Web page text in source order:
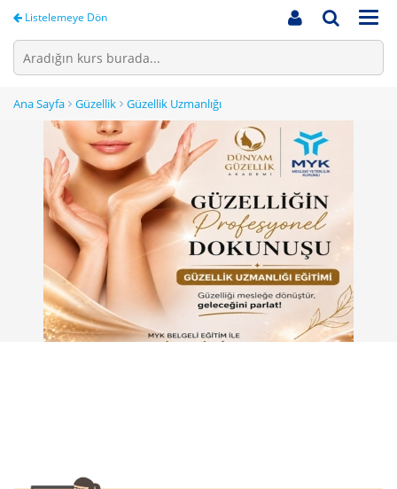
Listelemeye Dön
Ana Sayfa Güzellik Güzellik Uzmanlığı